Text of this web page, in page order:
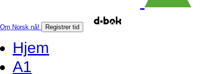
Om Norsk nå! Registrer tid
Hjem
A1